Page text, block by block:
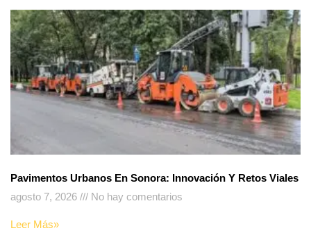
Pavimentos Urbanos En Sonora: Innovación Y Retos Viales
agosto 7, 2026
No hay comentarios
Leer Más»